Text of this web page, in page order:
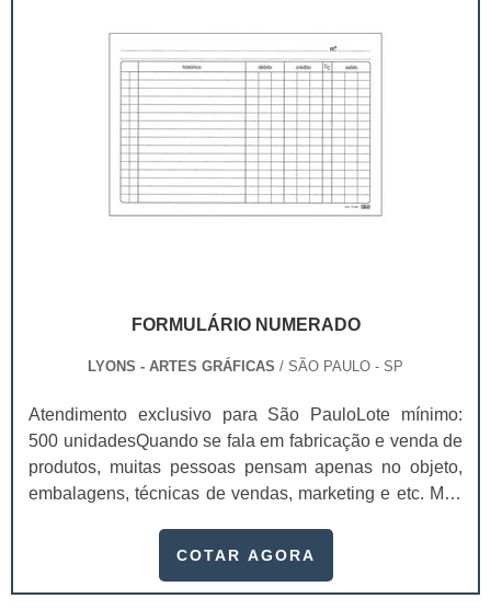
FORMULÁRIO NUMERADO
LYONS - ARTES GRÁFICAS / SÃO PAULO - SP
Atendimento exclusivo para São PauloLote mínimo:
500 unidadesQuando se fala em fabricação e venda de
produtos, muitas pessoas pensam apenas no objeto,
embalagens, técnicas de vendas, marketing e etc. Mas
e logística adequada, esses esforços podem não valer
um papel de destaque muito abrangente, pois este item,
COTAR AGORA